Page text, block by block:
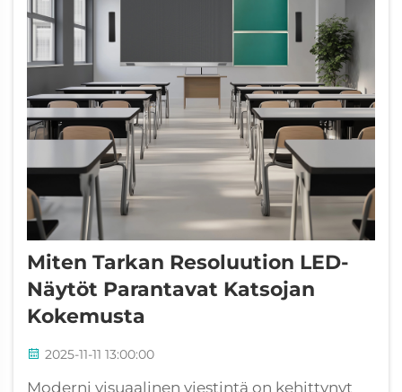
Miten Tarkan Resoluution LED-
Näytöt Parantavat Katsojan
Kokemusta
2025-11-11 13:00:00
Moderni visuaalinen viestintä on kehittynyt